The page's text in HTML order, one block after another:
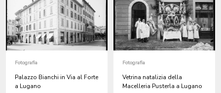
Fotografia
Palazzo Bianchi in Via al Forte
a Lugano
Fotografia
Vetrina natalizia della
Macelleria Pusterla a Lugano